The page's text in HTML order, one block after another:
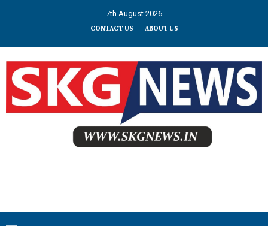
7th August 2026
CONTACT US ABOUT US